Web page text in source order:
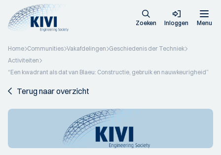
Zoeken Inloggen Menu
Home Communities Vakafdelingen Geschiedenis der Techniek
Activiteiten
“Een kwadrant als dat van Blaeu: Constructie, gebruik en nauwkeurigheid”
Terug naar overzicht